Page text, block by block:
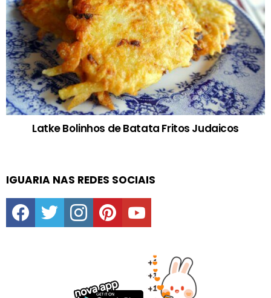
Latke Bolinhos de Batata Fritos Judaicos
IGUARIA NAS REDES SOCIAIS
facebooktwitter instagrampinterestyoutube